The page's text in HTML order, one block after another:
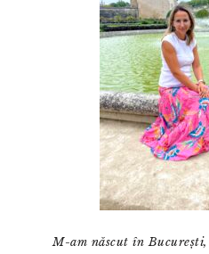
M-am născut în București,